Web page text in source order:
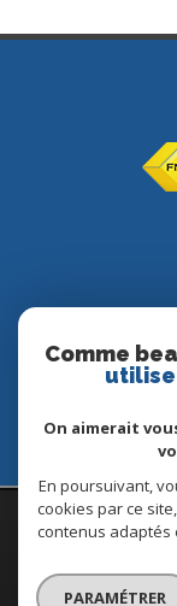
© 2026 | Tous
un
Comme
On aimerait
En poursuivant,
cookies par ce
contenus adaptés
PARAMÉTRER